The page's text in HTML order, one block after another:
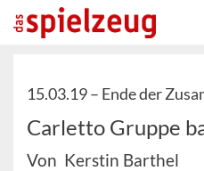
15.03.19 – Ende der
Carletto Gruppe
Von Kerstin Barthel